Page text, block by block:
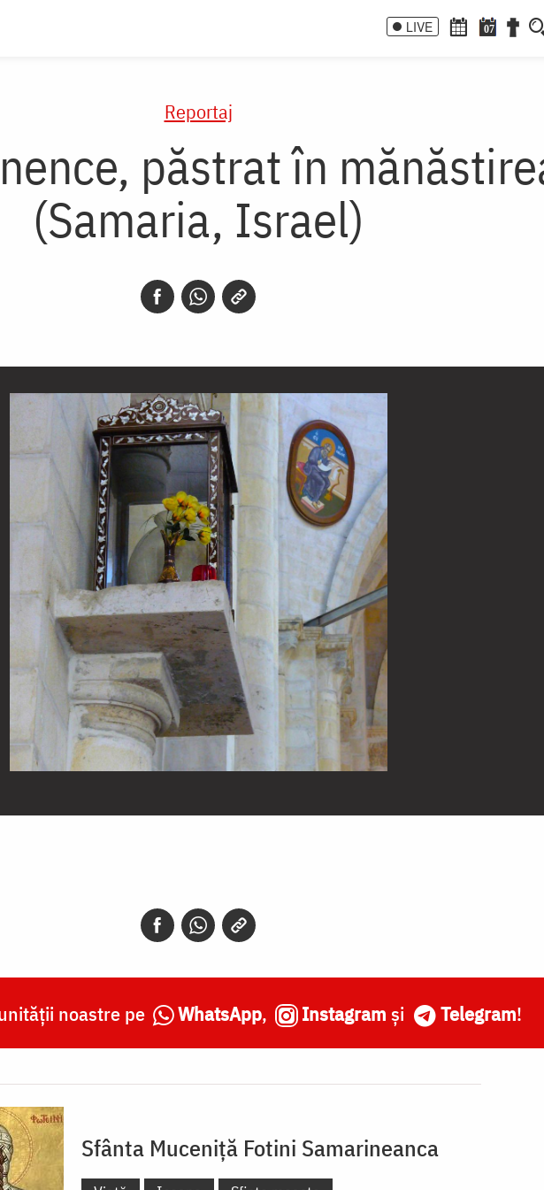
LIVE 07
Reportaj
păstrat în
(Samaria, Israel)
noastre pe WhatsApp, Instagram și Telegram!
Sfânta Muceniță Fotini Samarineanca